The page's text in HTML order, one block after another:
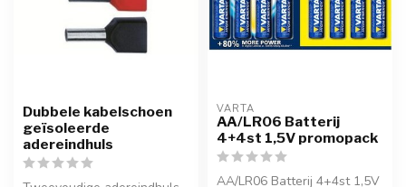
Dubbele kabelschoen
geïsoleerde
adereindhuls
VARTA
AA/LR06 Batterij
4+4st 1,5V promopack
AA/LR06 Batterij 4+4st 1,5V